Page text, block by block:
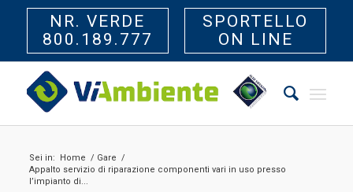
NR. VERDE
800.189.777
SPORTELLO
ON LINE
Sei in: Home / Gare /
Appalto servizio di riparazione componenti vari in uso presso
l’impianto di...